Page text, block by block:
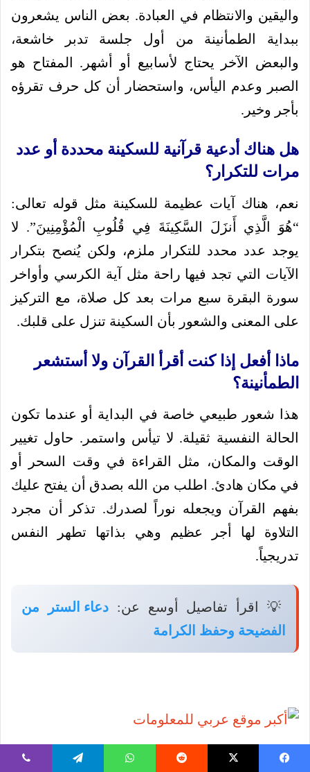
واليقين والانتظام في العبادة. بعض الناس يشعرون
ببداية الطمأنينة من أول جلسة تدبر خاشعة،
والبعض الآخر يحتاج لأسابيع أو أشهر. المفتاح هو
الصبر وعدم اليأس، واستحضار أن كل حرف تقرؤه
بأجر وخير.
هل هناك أدعية قرآنية للسكينة محددة أو عدد
مرات للتكرار؟
نعم، هناك آيات عظيمة للسكينة مثل قوله تعالى:
“هُوَ الَّذِي أَنزَلَ السَّكِينَةَ فِي قُلُوبِ الْمُؤْمِنِينَ”. لا
يوجد عدد محدد للتكرار ملزم، ولكن يُنصح بتكرار
الآيات التي تجد فيها راحة مثل آية الكرسي وأواخر
سورة البقرة سبع مرات بعد كل صلاة، مع التركيز
على المعنى والشعور بأن السكينة تنزل على قلبك.
ماذا أفعل إذا كنت أقرأ القرآن ولا أستشعر
الطمأنينة؟
هذا شعور طبيعي خاصة في البداية أو عندما تكون
الحالة النفسية ثقيلة. لا تيأس واستمر. حاول تغيير
الوقت والمكان، مثل القراءة في وقت السحر أو
في مكان هادئ. اطلب من الله بصدق أن يفتح عليك
بفهم القرآن ويجعله نوراً لصدرك. تذكر أن مجرد
التلاوة لها أجر عظيم وهي بذاتها تطهر النفس
تدريجياً.
💡 اقرأ تفاصيل أوسع عن:دعاء الستر من
الفضيحة وحفظ الكرامة